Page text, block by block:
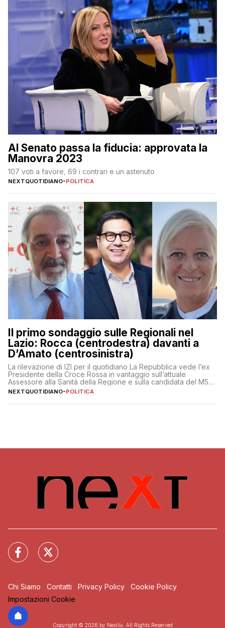
Al Senato passa la fiducia: approvata la
Manovra 2023
107 voti a favore, 69 i contrari e un astenuto
NEXTQUOTIDIANO-POLITICA
Il primo sondaggio sulle Regionali nel
Lazio: Rocca (centrodestra) davanti a
D’Amato (centrosinistra)
La rilevazione di IZI per il quotidiano La Repubblica vede l’ex
Presidente della Croce Rossa in vantaggio sull’attuale
Assessore alla Sanità della Regione e sulla candidata del M5S
Donatella Bianchi
NEXTQUOTIDIANO-POLITICA
Chi Siamo Contatti Privacy Policy
Cookie Policy
Impostazioni Cookie
Copyright © 2026 by Nexilia. All Rights Reserved